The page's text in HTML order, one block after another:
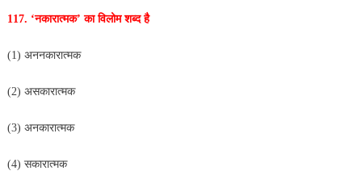
117. ‘नकारात्मक’ का विलोम शब्द है
(1) अननकारात्मक
(2) असकारात्मक
(3) अनकारात्मक
(4) सकारात्मक